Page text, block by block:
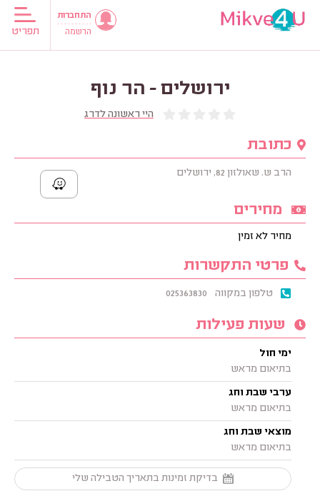
תפריט
התחברות
הרשמה
ירושלים - הר נוף
היי ראשונה לדרג
כתובת
הרב ש. שאולזון 82, ירושלים
מחירים
מחיר לא זמין
פרטי התקשרות
טלפון במקווה 025363830
שעות פעילות
ימי חול
בתיאום מראש
ערבי שבת וחג
בתיאום מראש
מוצאי שבת וחג
בתיאום מראש
בדיקת זמינות בתאריך הטבילה שלי